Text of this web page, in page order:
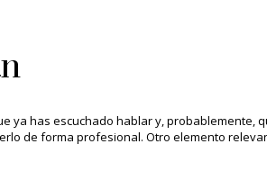
ya has escuchado hablar y, probablemente,
de forma profesional. Otro elemento